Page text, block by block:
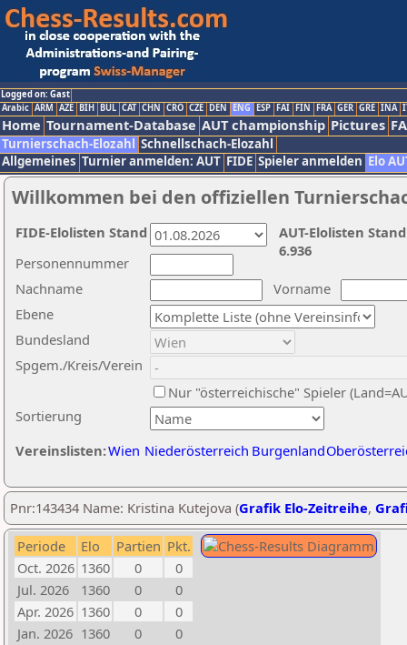
Logged on: Gast
Arabic ARM AZE BIH BUL CAT CHN CRO CZE DEN ENG ESP FAI FIN FRA GER GRE INA
Home Tournament-Database AUT championship Pictures
Turnierschach-Elozahl Schnellschach-Elozahl
Allgemeines Turnier anmelden: AUT FIDE Spieler anmelden Elo
Willkommen bei den offiziellen
Nachname
Vorname
Ebene
Sortierung
Personennummer
Bundesland
Spgem./Kreis/Verein
Nur "österreichische" Spieler
Vereinslisten:Wien Niederösterreich Burgenland
AUT-Elolisten
6.936
FIDE-Elolisten Stand
Pnr:143434 Name: Kristina Kutejova (Grafik Elo-Zeitreihe,
Periode Elo Partien Pkt.
Oct. 2026 1360 0
0
Jul. 2026
1360 0
0
Apr. 2026 1360 0
0
Jan. 2026 1360 0
0